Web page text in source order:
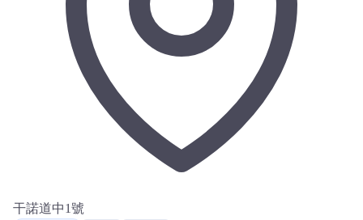
干諾道中1號